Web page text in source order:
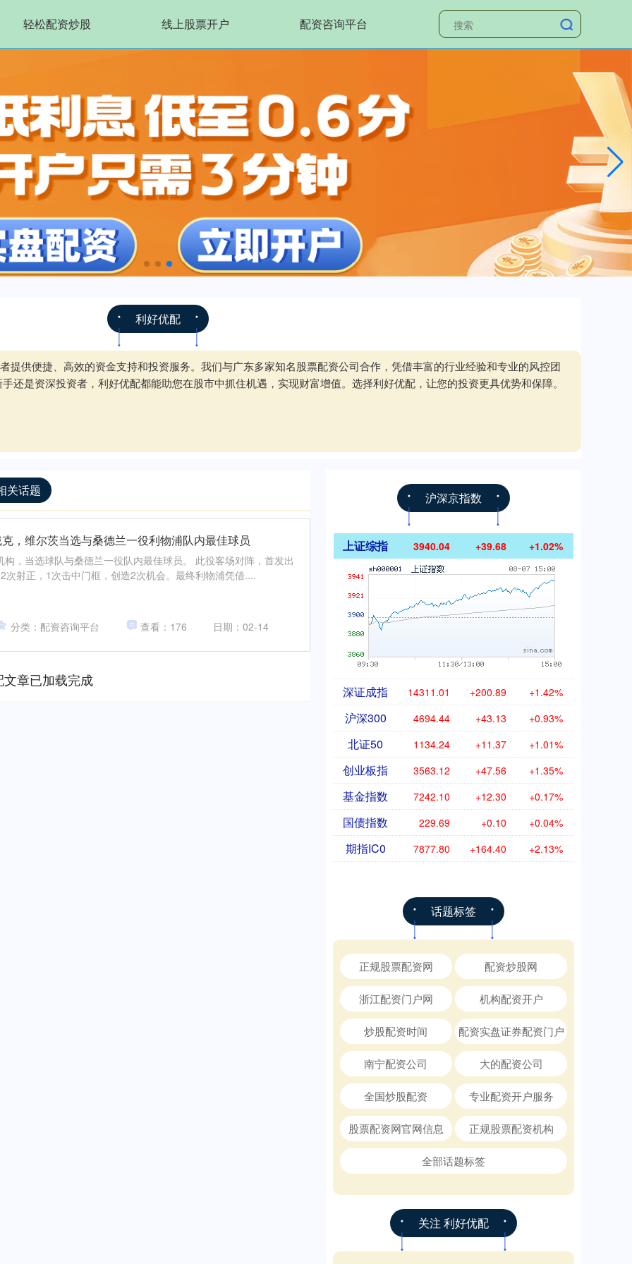
轻松配资炒股 线上股票开户 配资咨询平台
利好优配
提供便捷、高效的资金支持和投资服务。我们与广东多家知名股票配资公司合作，凭借丰富的行业经验和专业的风控团
还是资深投资者，利好优配都能助您在股市中抓住机遇，实现财富增值。选择利好优配，让您的投资更具优势和保障。
关话题
，维尔茨当选与桑德兰一役利物浦队内最佳球员
，当选球队与桑德兰一役队内最佳球员。 此役客场对阵，首发出
次射正，1次击中门框，创造2次机会。最终利物浦凭借....
分类：配资咨询平台 查看：176 日期：02-14
章已加载完成
沪深京指数
上证综指 3940.04 +39.68 +1.02%
深证成指 14311.01 +200.89 +1.42%
沪深300 4694.44 +43.13 +0.93%
北证50 1134.24 +11.37 +1.01%
创业板指 3563.12 +47.56 +1.35%
基金指数 7242.10 +12.30 +0.17%
国债指数 229.69 +0.10 +0.04%
期指IC0 7877.80 +164.40 +2.13%
话题标签
正规股票配资网 配资炒股网
浙江配资门户网 机构配资开户
炒股配资时间 配资实盘证券配资门户
南宁配资公司 大的配资公司
全国炒股配资 专业配资开户服务
股票配资网官网信息 正规股票配资机构
全部话题标签
关注 利好优配